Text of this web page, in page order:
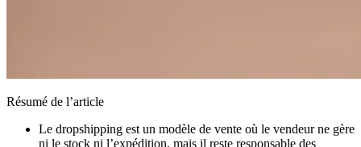
Résumé de l’article
Le dropshipping est un modèle de vente où le vendeur ne gère
ni le stock ni l’expédition, mais il reste responsable des